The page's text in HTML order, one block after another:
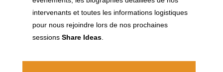
intervenants et toutes les informations logistiques
pour nous rejoindre lors de nos prochaines
sessions Share Ideas.